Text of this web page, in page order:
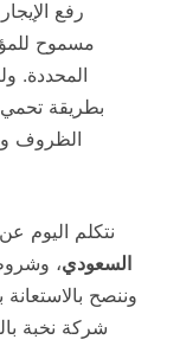
رفع
مسموح
المحددة.
بطريقة
الظروف
نتكلم اليوم عن
السعودي،
وننصح
شركة نخبة